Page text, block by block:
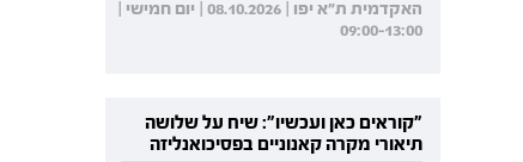
האקדמית ת"א יפו | 08.10.2026 | יום חמישי |
09:00-13:00
"קוראים כאן ועכשיו": שיח על שלושה
תיאורי מקרה קאנוניים בפסיכואנליזה